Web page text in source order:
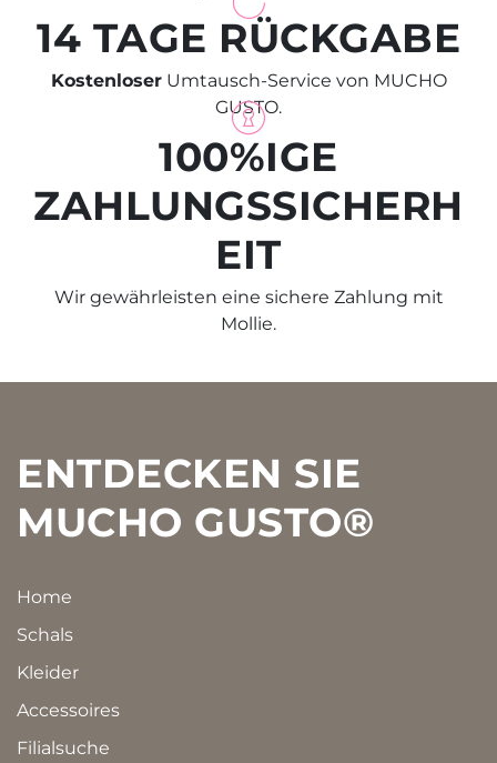
14 TAGE RÜCKGABE
KostenloserUmtausch-Service von MUCHO
GUSTO.
100%IGE
ZAHLUNGSSICHERH
EIT
Wir gewährleisten eine sichere Zahlung mit
Mollie.
Footer
ENTDECKEN SIE
MUCHO GUSTO®
Home
Schals
Kleider
Accessoires
Filialsuche